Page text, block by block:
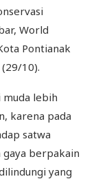
World
Pontianak
10).
lebih
karena pada
satwa
gaya berpakain
yang